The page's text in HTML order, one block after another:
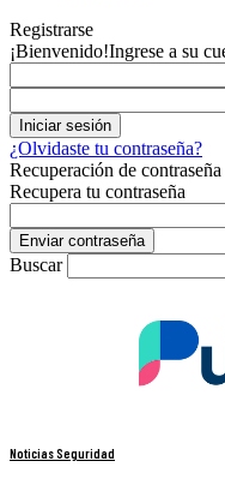
Registrarse
¡Bienvenido!Ingrese a su
¿Olvidaste tu contraseña?
Recuperación de contraseña
Recupera tu contraseña
Buscar
Noticias Seguridad